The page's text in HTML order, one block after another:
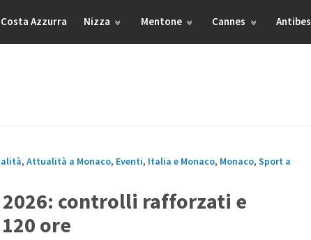
Costa Azzurra Nizza Mentone Cannes Antibes
, Attualità a Monaco, Eventi, Italia e Monaco, Monaco, Sport a
2026: controlli rafforzati e
ore